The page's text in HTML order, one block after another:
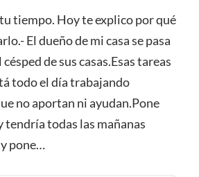
tiempo. Hoy te explico por qué
El dueño de mi casa se pasa
de sus casas.Esas tareas
todo el día trabajando
no aportan ni ayudan.Pone
tendría todas las mañanas
pone…